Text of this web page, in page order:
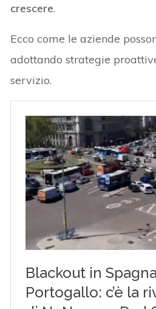
crescere.
Ecco come le aziende
adottando strategie
servizio.